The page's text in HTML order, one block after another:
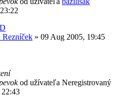
Rezníček » 09 Aug 2005, 19:45
od užívateľa Neregistrovaný